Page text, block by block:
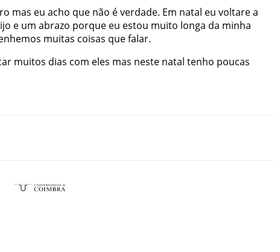
mas eu acho que não éverdade. Em natal eu voltarea
e um abrazo porque eu estou muito longa da minha
muitas coisas quefalar.
muitos dias com eles mas neste natal tenho poucas